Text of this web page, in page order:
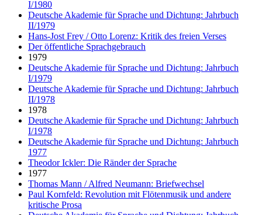
I/1980
Deutsche Akademie für Sprache und Dichtung: Jahrbuch
II/1979
Hans-Jost Frey / Otto Lorenz: Kritik des freien Verses
Der öffentliche Sprachgebrauch
1979
Deutsche Akademie für Sprache und Dichtung: Jahrbuch
I/1979
Deutsche Akademie für Sprache und Dichtung: Jahrbuch
II/1978
1978
Deutsche Akademie für Sprache und Dichtung: Jahrbuch
I/1978
Deutsche Akademie für Sprache und Dichtung: Jahrbuch
1977
Theodor Ickler: Die Ränder der Sprache
1977
Thomas Mann / Alfred Neumann: Briefwechsel
Paul Kornfeld: Revolution mit Flötenmusik und andere
kritische Prosa